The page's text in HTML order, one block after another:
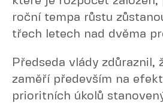
roční tempa růstu
třech letech nad dvěma
Předseda vlády zdůraznil,
zaměří především na
prioritních úkolů